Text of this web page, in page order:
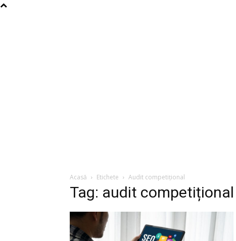
Acasă Etichete Audit competițional
Tag: audit competițional